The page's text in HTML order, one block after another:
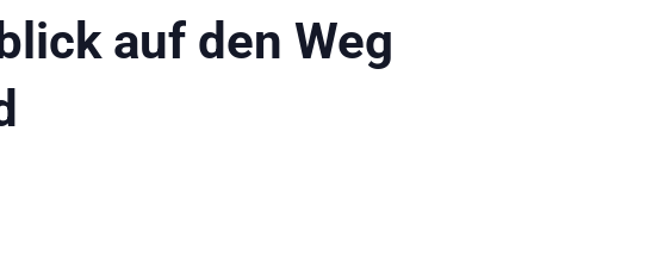
auf den Weg